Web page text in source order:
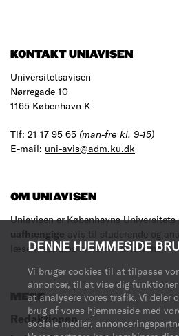
DENNE HJEMMESIDE
Vi bruger cookies til at tilpasse
annoncer, til at vise dig
at analysere vores trafik. Vi deler
brug af vores hjemmeside med
sociale medier,
KONTAKT UNIAVISEN
Universitetsavisen
Nørregade 10
1165 København K
Tlf: 21 17 95 65 (man-fre kl. 9-15)
E-mail: uni-avis@adm.ku.dk
OM UNIAVISEN
Uniavisen er Københavns Universitets
uafhængige avis til studerende og
læse med.Læs mere om avisen her.
MERE
Redaktionen